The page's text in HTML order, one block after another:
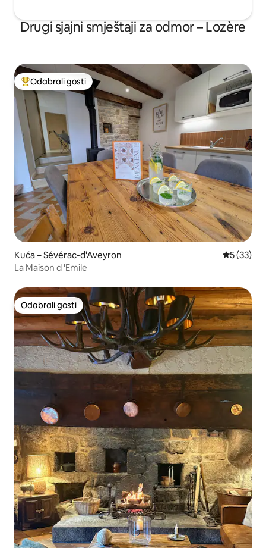
Drugi sjajni smještaji za odmor – Lozère
Među najviše rangiranima s oznakom „Odabrali gosti”
Odabrali gosti
Kuća – Sévérac-d'Aveyron Prosječna
5 (33)
La Maison d 'Emile
Odabrali gosti
Odabrali gosti